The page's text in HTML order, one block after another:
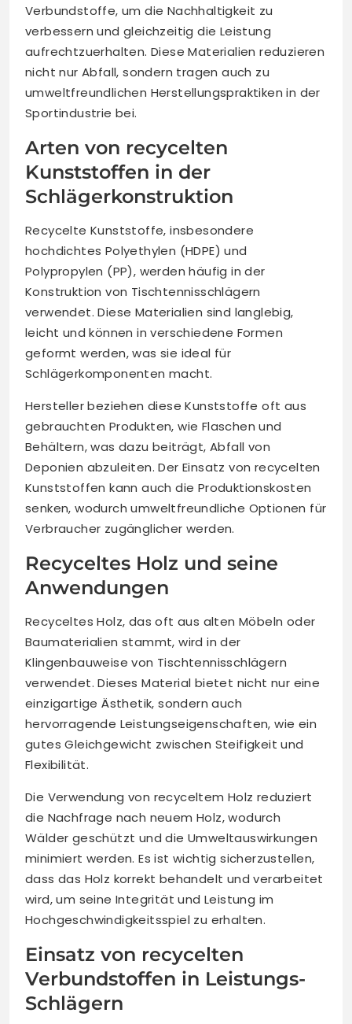
Verbundstoffe, um die Nachhaltigkeit zu
verbessern und gleichzeitig die Leistung
aufrechtzuerhalten. Diese Materialien reduzieren
nicht nur Abfall, sondern tragen auch zu
umweltfreundlichen Herstellungspraktiken in der
Sportindustrie bei.
Arten von recycelten
Kunststoffen in der
Schlägerkonstruktion
Recycelte Kunststoffe, insbesondere
hochdichtes Polyethylen (HDPE) und
Polypropylen (PP), werden häufig in der
Konstruktion von Tischtennisschlägern
verwendet. Diese Materialien sind langlebig,
leicht und können in verschiedene Formen
geformt werden, was sie ideal für
Schlägerkomponenten macht.
Hersteller beziehen diese Kunststoffe oft aus
gebrauchten Produkten, wie Flaschen und
Behältern, was dazu beiträgt, Abfall von
Deponien abzuleiten. Der Einsatz von recycelten
Kunststoffen kann auch die Produktionskosten
senken, wodurch umweltfreundliche Optionen für
Verbraucher zugänglicher werden.
Recyceltes Holz und seine
Anwendungen
Recyceltes Holz, das oft aus alten Möbeln oder
Baumaterialien stammt, wird in der
Klingenbauweise von Tischtennisschlägern
verwendet. Dieses Material bietet nicht nur eine
einzigartige Ästhetik, sondern auch
hervorragende Leistungseigenschaften, wie ein
gutes Gleichgewicht zwischen Steifigkeit und
Flexibilität.
Die Verwendung von recyceltem Holz reduziert
die Nachfrage nach neuem Holz, wodurch
Wälder geschützt und die Umweltauswirkungen
minimiert werden. Es ist wichtig sicherzustellen,
dass das Holz korrekt behandelt und verarbeitet
wird, um seine Integrität und Leistung im
Hochgeschwindigkeitsspiel zu erhalten.
Einsatz von recycelten
Verbundstoffen in Leistungs-
Schlägern